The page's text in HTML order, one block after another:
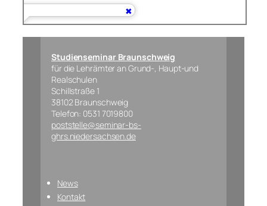
Studienseminar Braunschweig
für die Lehrämter an Grund-, Haupt-und
Realschulen
Schillstraße 1
38102 Braunschweig
Telefon: 0531 7019800
poststelle@seminar-bs-
ghrs.niedersachsen.de
News
Kontakt